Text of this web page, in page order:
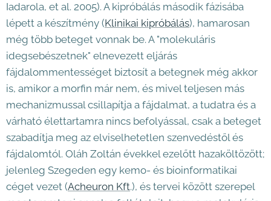
Iadarola, et al. 2005). A kipróbálás második fázisába
lépett a készítmény (Klinikai kipróbálás), hamarosan
még több beteget vonnak be. A "molekuláris
idegsebészetnek" elnevezett eljárás
fájdalommentességet biztosít a betegnek még akkor
is, amikor a morfin már nem, és mivel teljesen más
mechanizmussal csillapítja a fájdalmat, a tudatra és a
várható élettartamra nincs befolyással, csak a beteget
szabadítja meg az elviselhetetlen szenvedéstől és
fájdalomtól. Oláh Zoltán évekkel ezelőtt hazaköltözött;
jelenleg Szegeden egy kemo- és bioinformatikai
céget vezet (Acheuron Kft.), és tervei között szerepel